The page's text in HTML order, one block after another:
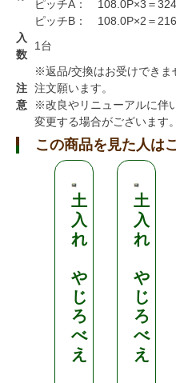
ピッチA： 108.0P×3＝
ピッチB： 108.0P×2＝
入
数
1台
注
意
※返品/交換はお受けできま
注文願います。
※改良やリニューアルに伴
変更する場合がございます
この商品を見た人は
土
入
れ
や
じ
ろ
べ
え
土
入
れ
や
じ
ろ
べ
え